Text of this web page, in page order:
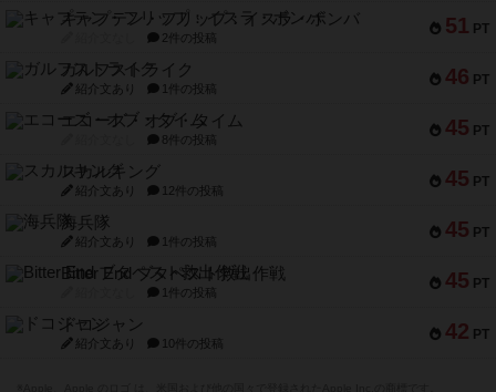
51 PT
キャプテン・フリップ：イスラ・ボンバ
2件の投稿
46 PT
ガルフストライク
紹介文あり 1件の投稿
45 PT
エコーズ・オブ・タイム
8件の投稿
45 PT
スカルキング
紹介文あり 12件の投稿
45 PT
海兵隊
紹介文あり 1件の投稿
45 PT
Bitter End ブタペスト救出作戦
1件の投稿
42 PT
ドコジャン
紹介文あり 10件の投稿